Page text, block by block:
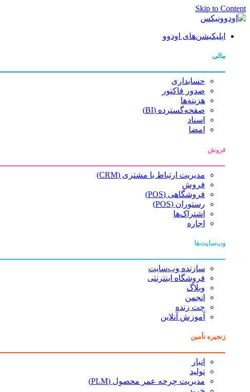
Skip to Content
اپلیکیشن‌های اودوو
مالی
حسابداری
صدور فاکتور
هزینه‌ها
صفحه‌گسترده (BI)
اسناد
امضا
فروش
مدیریت ارتباط با مشتری (CRM)
فروش
فروشگاهی (POS)
رستوران (POS)
اشتراک‌ها
اجاره
وب‌سایت‌ها
سازنده وب‌سایت
فروشگاه اینترنتی
وبلاگ
انجمن
چت زنده
آموزش آنلاین
زنجیره تأمین
انبار
تولید
مدیریت چرخه عمر محصول (PLM)